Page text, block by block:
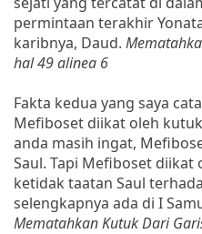
permintaan terakhir
karibnya, Daud.
hal 49 alinea 6
Fakta kedua yang saya
Mefiboset diikat oleh
anda masih ingat,
Saul. Tapi Mefiboset
ketidak taatan Saul
selengkapnya ada di I
Mematahkan Kutuk Dari